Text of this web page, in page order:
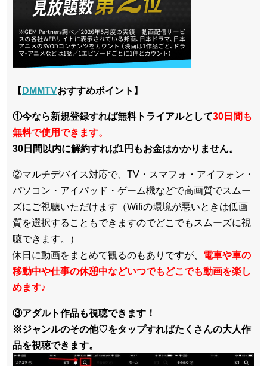
【 DMMTVおすすめポイント】
①今なら新規登録すれば無料トライアルとして30日間も
無料で使用できます。
30日間以内に解約すれば1円もお金はかかりません。
②マルチデバイス対応で、TV・スマフォ・アイフォン・
パソコン・アイパッド・ゲーム機などで高画質でスムー
ズにご視聴いただけます（Wifiの環境が悪いときは低画
質を選択することもできますのでどこでもスムーズに視
聴できます。）
休日に動画をまとめて観るのもありですが、 電車や車の
移動中や仕事の休憩中などいつでもどこでも動画を楽し
めます♪
③アダルト作品も視聴できます！
※ジャンルのその他♡をタップすればたくさんの大人作
品を視聴できます。